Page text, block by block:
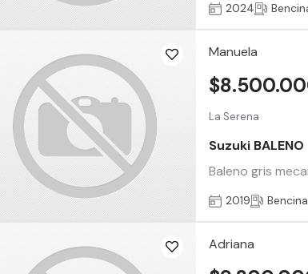
2024
Manuela
La Serena
Suzuki BALENO
Baleno gris
2019 Bencina
Adriana